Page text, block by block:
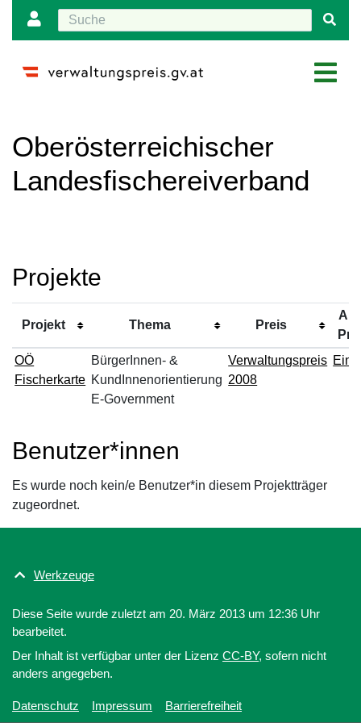
Oberösterreichischer
Landesfischereiverband
Projekte
Projekt Thema Preis
Art
OÖ
Fischerkarte
BürgerInnen- &
KundInnenorientierung
E-Government
Verwaltungspreis
2008
Benutzer*innen
Es wurde noch kein/e Benutzer*in diesem Projektträger
zugeordnet.
Werkzeuge
Diese Seite wurde zuletzt am 20. März 2013 um 12:36 Uhr
bearbeitet.
Der Inhalt ist verfügbar unter der Lizenz CC-BY, sofern nicht
anders angegeben.
Datenschutz Impressum Barrierefreiheit